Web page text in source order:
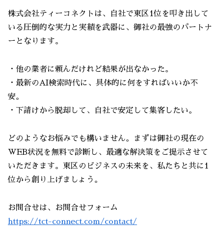
株式会社ティーコネクトは、自社で東区1位を叩き出して
いる圧倒的な実力と実績を武器に、御社の最強のパートナ
ーとなります。
・他の業者に頼んだけれど結果が出なかった。
・最新のAI検索時代に、具体的に何をすればいいか不
安。
・下請けから脱却して、自社で安定して集客したい。
どのようなお悩みでも構いません。まずは御社の現在の
WEB状況を無料で診断し、最適な解決策をご提示させて
いただきます。東区のビジネスの未来を、私たちと共に1
位から創り上げましょう。
お問合せは、お問合せフォーム
https://tct-connect.com/contact/